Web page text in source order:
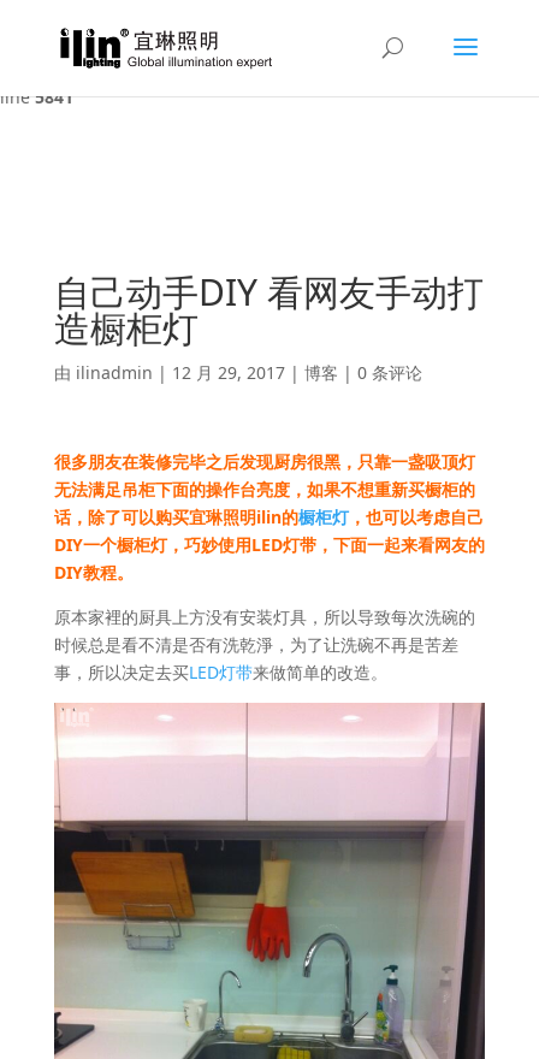
Warning : A non-numeric value encountered in
/var/www/html/ilin/wp-content/themes/Divi/functions.php
line5841
自己动手DIY 看网友手动打
造橱柜灯
由 ilinadmin | 12 月 29, 2017| 博客 | 0 条评论
很多朋友在装修完毕之后发现厨房很黑，只靠一盏吸顶灯
无法满足吊柜下面的操作台亮度，如果不想重新买橱柜的
话，除了可以购买宜琳照明ilin的橱柜灯，也可以考虑自己
DIY一个橱柜灯，巧妙使用LED灯带，下面一起来看网友的
DIY教程。
原本家裡的厨具上方没有安装灯具，所以导致每次洗碗的
时候总是看不清是否有洗乾淨，为了让洗碗不再是苦差
事，所以决定去买LED灯带来做简单的改造。